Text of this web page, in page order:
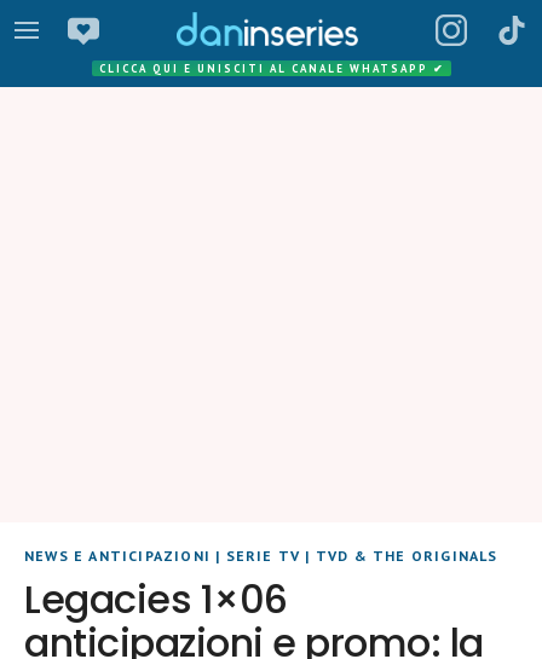
CLICCA QUI E UNISCITI AL CANALE WHATSAPP ✔
NEWS E ANTICIPAZIONI | SERIE TV | TVD & THE ORIGINALS
Legacies 1×06
anticipazioni e promo: la